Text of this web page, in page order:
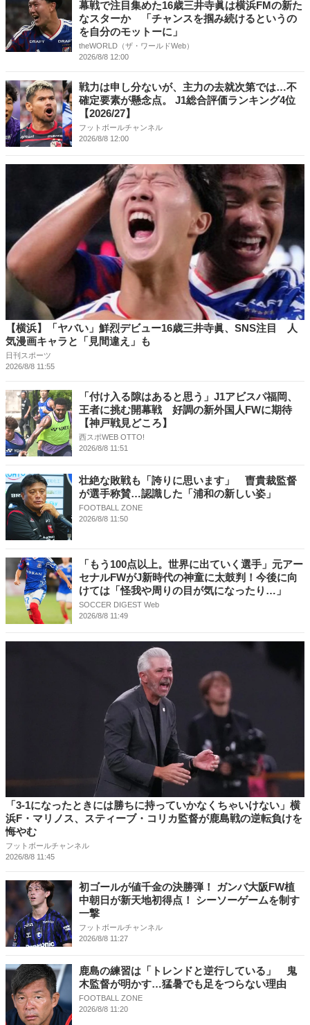
幕戦で注目集めた16歳三井寺眞は横浜FMの新た
なスターか 「チャンスを掴み続けるというの
を自分のモットーに」
theWORLD（ザ・ワールドWeb）
2026/8/8 12:00
戦力は申し分ないが、主力の去就次第では…不
確定要素が懸念点。 J1総合評価ランキング4位
【2026/27】
フットボールチャンネル
2026/8/8 12:00
【横浜】「ヤバい」鮮烈デビュー16歳三井寺眞、SNS注目 人
気漫画キャラと「見間違え」も
日刊スポーツ
2026/8/8 11:55
「付け入る隙はあると思う」J1アビスパ福岡、
王者に挑む開幕戦 好調の新外国人FWに期待
【神戸戦見どころ】
西スポWEB OTTO!
2026/8/8 11:51
壮絶な敗戦も「誇りに思います」 曺貴裁監督
が選手称賛…認識した「浦和の新しい姿」
FOOTBALL ZONE
2026/8/8 11:50
「もう100点以上。世界に出ていく選手」元アー
セナルFWがJ新時代の神童に太鼓判！今後に向
けては「怪我や周りの目が気になったり…」
SOCCER DIGEST Web
2026/8/8 11:49
「3-1になったときには勝ちに持っていかなくちゃいけない」横
浜F・マリノス、スティーブ・コリカ監督が鹿島戦の逆転負けを
悔やむ
フットボールチャンネル
2026/8/8 11:45
初ゴールが値千金の決勝弾！ ガンバ大阪FW植
中朝日が新天地初得点！ シーソーゲームを制す
一撃
フットボールチャンネル
2026/8/8 11:27
鹿島の練習は「トレンドと逆行している」 鬼
木監督が明かす…猛暑でも足をつらない理由
FOOTBALL ZONE
2026/8/8 11:20